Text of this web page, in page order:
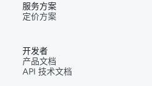
服务方案
定价方案
开发者
产品文档
API 技术文档